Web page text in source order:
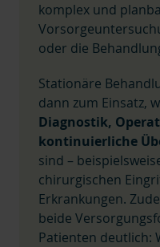
komplex und
oder die
Stationäre
dann zum Einsatz,
Diagnostik,
kontinuierliche
sind –
chirurgischen
Erkrankungen.
beide
Patienten deutlich: